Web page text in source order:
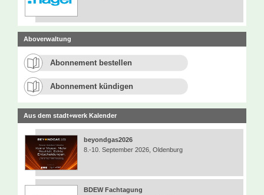
Aboverwaltung
Abonnement bestellen
Abonnement kündigen
Aus dem stadt+werk Kalender
beyondgas2026
8.-10. September 2026, Oldenburg
BDEW Fachtagung